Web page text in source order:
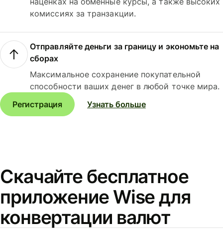
комиссиях за транзакции.
Отправляйте деньги за границу и экономьте на
сборах
Максимальное сохранение покупательной
способности ваших денег в любой точке мира.
Регистрация
Узнать больше
Скачайте бесплатное
приложение Wise для
конвертации валют